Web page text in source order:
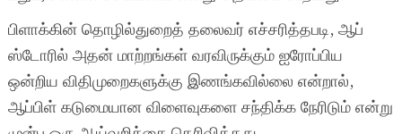
பிளாக்கின் தொழில்துறைத் தலைவர் எச்சரித்தபடி, ஆப்
ஸ்டோரில் அதன் மாற்றங்கள் வரவிருக்கும் ஐரோப்பிய
ஒன்றிய விதிமுறைகளுக்கு இணங்கவில்லை என்றால்,
ஆப்பிள் கடுமையான விளைவுகளை சந்திக்க நேரிடும் என்று